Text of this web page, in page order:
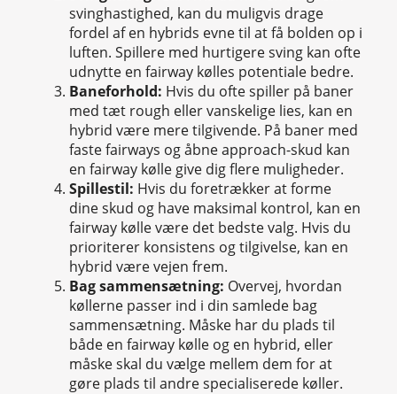
svinghastighed, kan du muligvis drage
fordel af en hybrids evne til at få bolden op i
luften. Spillere med hurtigere sving kan ofte
udnytte en fairway kølles potentiale bedre.
Baneforhold: Hvis du ofte spiller på baner
med tæt rough eller vanskelige lies, kan en
hybrid være mere tilgivende. På baner med
faste fairways og åbne approach-skud kan
en fairway kølle give dig flere muligheder.
Spillestil: Hvis du foretrækker at forme
dine skud og have maksimal kontrol, kan en
fairway kølle være det bedste valg. Hvis du
prioriterer konsistens og tilgivelse, kan en
hybrid være vejen frem.
Bag sammensætning: Overvej, hvordan
køllerne passer ind i din samlede bag
sammensætning. Måske har du plads til
både en fairway kølle og en hybrid, eller
måske skal du vælge mellem dem for at
gøre plads til andre specialiserede køller.